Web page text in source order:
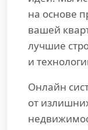
на основе
вашей
лучшие
и
Онлайн
от